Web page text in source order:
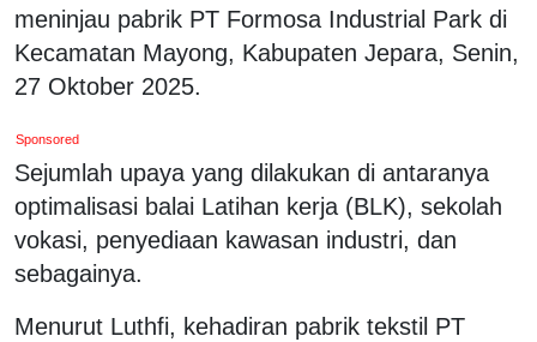
meninjau pabrik PT Formosa Industrial Park di
Kecamatan Mayong, Kabupaten Jepara, Senin,
27 Oktober 2025.
Sponsored
Sejumlah upaya yang dilakukan di antaranya
optimalisasi balai Latihan kerja (BLK), sekolah
vokasi, penyediaan kawasan industri, dan
sebagainya.
Menurut Luthfi, kehadiran pabrik tekstil PT